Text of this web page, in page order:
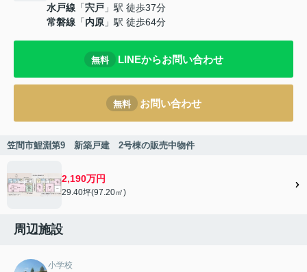
水戸線 「宍戸 」駅 徒歩37分
常磐線 「内原 」駅 徒歩64分
無料 LINEからお問い合わせ
無料 お問い合わせ
笠間市鯉淵第9 新築戸建 2号棟の販売中物件
2,190万円
29.40坪(97.20㎡)
周辺施設
小学校